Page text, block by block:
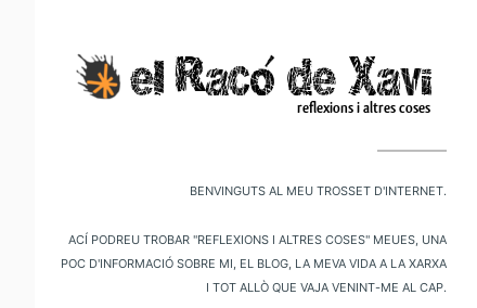
Benvinguts al meu trosset d'internet.
Ací podreu trobar "reflexions i altres coses" meues, una
poc d'informació sobre mi, el blog, la meva vida a la xarxa
i tot allò que vaja venint-me al cap.